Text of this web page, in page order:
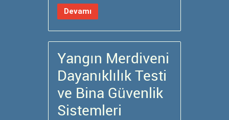
Devamı
Yangın Merdiveni
Dayanıklılık Testi
ve Bina Güvenlik
Sistemleri